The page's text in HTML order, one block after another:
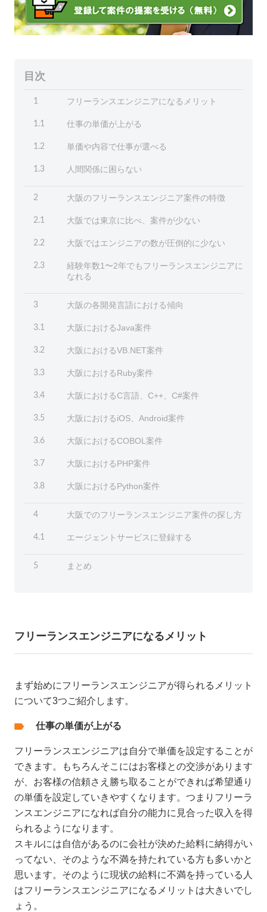
目次
1 フリーランスエンジニアになるメリット
1.1 仕事の単価が上がる
1.2 単価や内容で仕事が選べる
1.3 人間関係に困らない
2 大阪のフリーランスエンジニア案件の特徴
2.1 大阪では東京に比べ、案件が少ない
2.2 大阪ではエンジニアの数が圧倒的に少ない
2.3
経験年数1〜2年でもフリーランスエンジニアに
なれる
3 大阪の各開発言語における傾向
3.1 大阪におけるJava案件
3.2 大阪におけるVB.NET案件
3.3 大阪におけるRuby案件
3.4 大阪におけるC言語、C++、C#案件
3.5 大阪におけるiOS、Android案件
3.6 大阪におけるCOBOL案件
3.7 大阪におけるPHP案件
3.8 大阪におけるPython案件
4 大阪でのフリーランスエンジニア案件の探し方
4.1 エージェントサービスに登録する
5 まとめ
フリーランスエンジニアになるメリット
まず始めにフリーランスエンジニアが得られるメリット
について3つご紹介します。
仕事の単価が上がる
フリーランスエンジニアは自分で単価を設定することが
できます。もちろんそこにはお客様との交渉があります
が、お客様の信頼さえ勝ち取ることができれば希望通り
の単価を設定していきやすくなります。つまりフリーラ
ンスエンジニアになれば自分の能力に見合った収入を得
られるようになります。
スキルには自信があるのに会社が決めた給料に納得がい
ってない、そのような不満を持たれている方も多いかと
思います。そのように現状の給料に不満を持っている人
はフリーランスエンジニアになるメリットは大きいでし
ょう。